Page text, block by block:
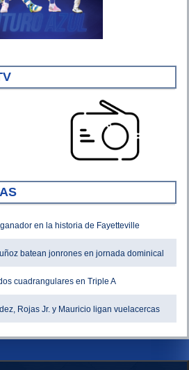
en la historia de Fayetteville
batean jonrones en jornada dominical
cuadrangulares en Triple A
Rojas Jr. y Mauricio ligan vuelacercas